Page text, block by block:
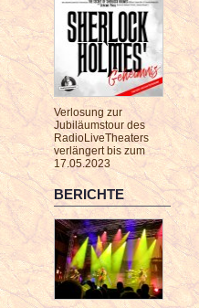
Verlosung zur
Jubiläumstour des
RadioLiveTheaters
verlängert bis zum
17.05.2023
BERICHTE